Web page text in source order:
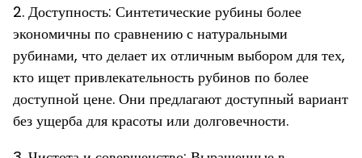
2. Доступность: Синтетические рубины более
экономичны по сравнению с натуральными
рубинами, что делает их отличным выбором для тех,
кто ищет привлекательность рубинов по более
доступной цене. Они предлагают доступный вариант
без ущерба для красоты или долговечности.